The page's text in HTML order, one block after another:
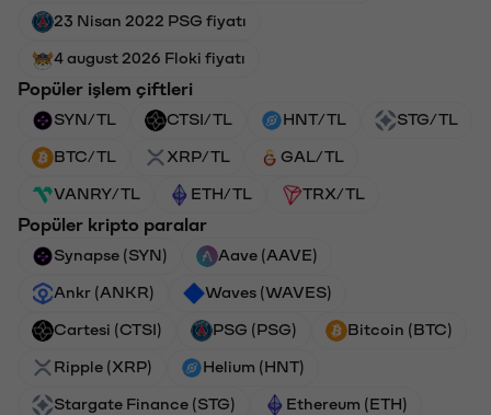
23 Nisan 2022 PSG fiyatı
4 august 2026 Floki fiyatı
Popüler işlem çiftleri
SYN/TL CTSI/TL HNT/TL STG/TL
BTC/TL XRP/TL GAL/TL
VANRY/TL ETH/TL TRX/TL
Popüler kripto paralar
Synapse (SYN) Aave (AAVE)
Ankr (ANKR) Waves (WAVES)
Cartesi (CTSI) PSG (PSG) Bitcoin (BTC)
Ripple (XRP) Helium (HNT)
Stargate Finance (STG) Ethereum (ETH)